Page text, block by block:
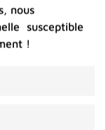
qui
prospérité.
nous
susceptible
!